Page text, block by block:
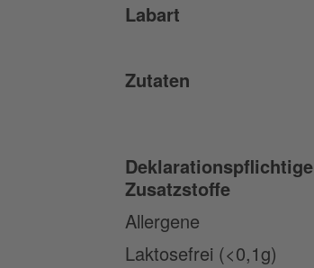
Labart
Zutaten
Deklarationspflichtige
Zusatzstoffe
Allergene
Laktosefrei (<0,1g)